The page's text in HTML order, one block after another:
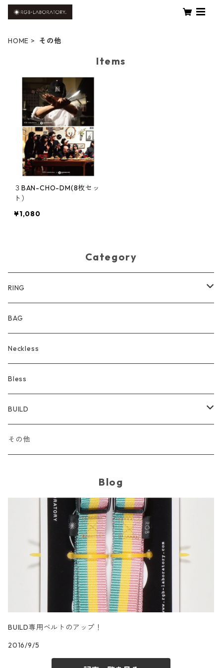
HOME その他
Items
３BAN-CHO-DM(8枚セッ
ト）
¥1,080
Category
RING
サンダル
BAG
Neckless
Bless
BUILD
sheet
その他
Blog
BUILD専用ベルトのアップ！
2016/9/5